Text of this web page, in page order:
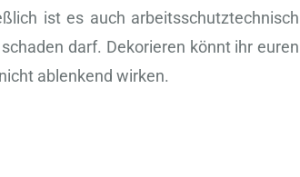
ist es auch arbeitsschutztechnisch
darf. Dekorieren könnt ihr euren
ablenkend wirken.